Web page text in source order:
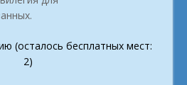
(осталось бесплатных мест:
2)